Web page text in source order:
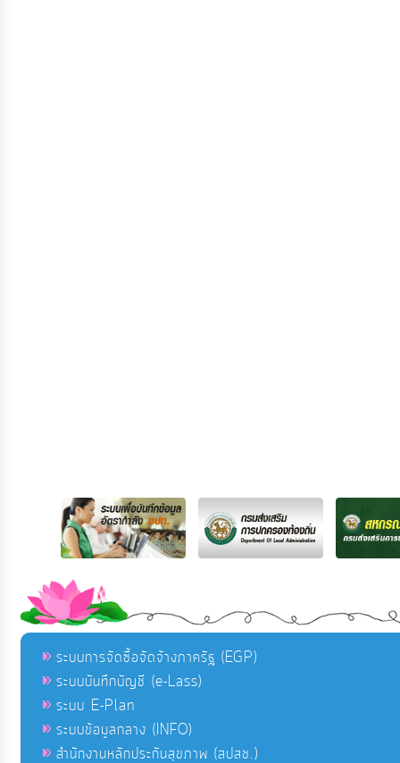
ระบบการจัดซื้อจัดจ้างภาครัฐ (EGP)
ระบบบันทึกบัญชี (e-Lass)
ระบบ E-Plan
ระบบข้อมูลกลาง (INFO)
สำนักงานหลักประกันสุขภาพ (สปสช.)